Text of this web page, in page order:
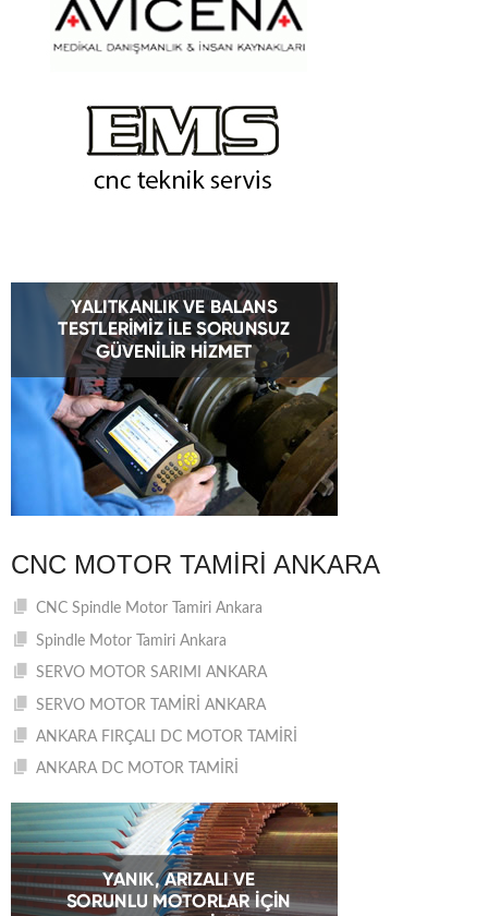
CNC MOTOR TAMIRI ANKARA
CNC Spindle Motor Tamiri Ankara
Spindle Motor Tamiri Ankara
SERVO MOTOR SARIMI ANKARA
SERVO MOTOR TAMİRİ ANKARA
ANKARA FIRÇALI DC MOTOR TAMİRİ
ANKARA DC MOTOR TAMİRİ